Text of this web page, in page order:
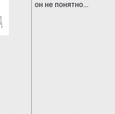
он не понятно...